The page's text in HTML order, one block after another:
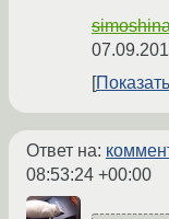
Ответ на:
08:53:24 +00:00